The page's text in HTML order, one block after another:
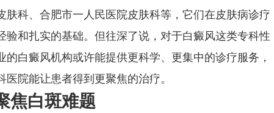
肤科、合肥市一人民医院皮肤科等，它们在皮肤病诊疗
验和扎实的基础。但往深了说，对于白癜风这类专科性
的白癜风机构或许能提供更科学、更集中的诊疗服务，
医院能让患者得到更聚焦的治疗。
焦白斑难题